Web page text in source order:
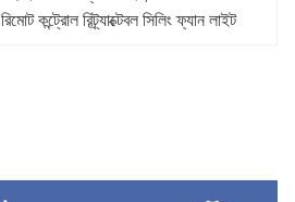
রিমোট কন্ট্রোল রিট্র্যাক্টেবল সিলিং ফ্যান লাইট